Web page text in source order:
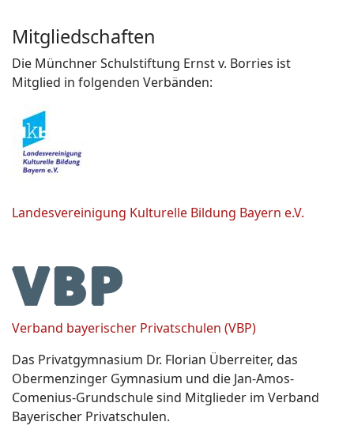
Mitgliedschaften
Die Münchner Schulstiftung Ernst v. Borries ist
Mitglied in folgenden Verbänden:
Landesvereinigung Kulturelle Bildung Bayern e.V.
Verband bayerischer Privatschulen (VBP)
Das Privatgymnasium Dr. Florian Überreiter, das
Obermenzinger Gymnasium und die Jan-Amos-
Comenius-Grundschule sind Mitglieder im Verband
Bayerischer Privatschulen.